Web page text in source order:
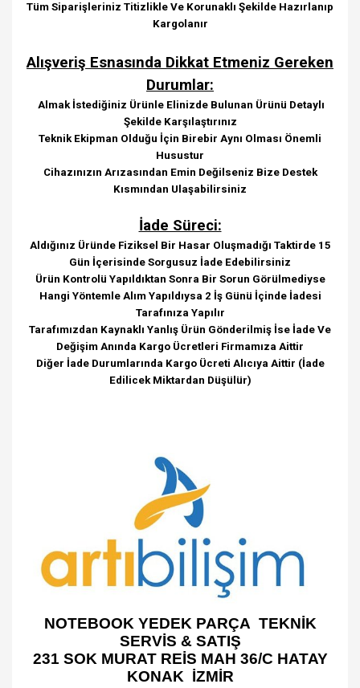
Tüm Siparişleriniz Titizlikle Ve Korunaklı Şekilde Hazırlanıp
Kargolanır
Alışveriş Esnasında Dikkat Etmeniz Gereken
Durumlar:
Almak İstediğiniz Ürünle Elinizde Bulunan Ürünü Detaylı
Şekilde Karşılaştırınız
Teknik Ekipman Olduğu İçin Birebir Aynı Olması Önemli
Husustur
Cihazınızın Arızasından Emin Değilseniz Bize Destek
Kısmından Ulaşabilirsiniz
İade Süreci:
Aldığınız Üründe Fiziksel Bir Hasar Oluşmadığı Taktirde 15
Gün İçerisinde Sorgusuz İade Edebilirsiniz
Ürün Kontrolü Yapıldıktan Sonra Bir Sorun Görülmediyse
Hangi Yöntemle Alım Yapıldıysa 2 İş Günü İçinde İadesi
Tarafınıza Yapılır
Tarafımızdan Kaynaklı Yanlış Ürün Gönderilmiş İse İade Ve
Değişim Anında Kargo Ücretleri Firmamıza Aittir
Diğer İade Durumlarında Kargo Ücreti Alıcıya Aittir (İade
Edilicek Miktardan Düşülür)
NOTEBOOK YEDEK PARÇA TEKNİK
SERVİS & SATIŞ
231 SOK MURAT REİS MAH 36/C HATAY
KONAK İZMİR